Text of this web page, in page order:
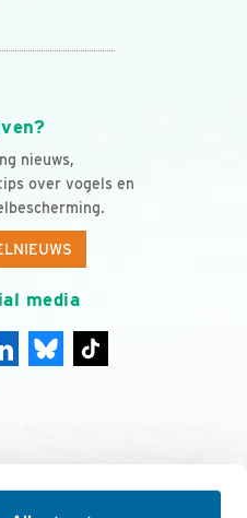
nieuws,
over vogels en
media